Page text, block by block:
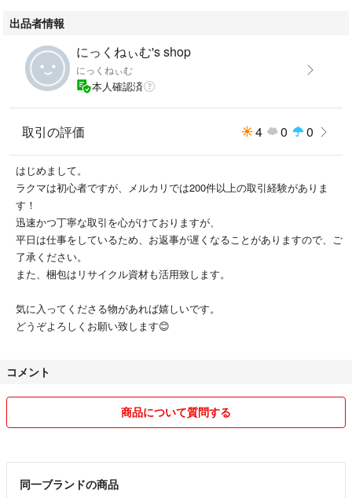
出品者情報
にっくねぃむ's shop
にっくねぃむ
本人確認済
取引の評価 4 0 0
はじめまして。
ラクマは初心者ですが、メルカリでは200件以上の取引経験がありま
す！
迅速かつ丁寧な取引を心がけておりますが、
平日は仕事をしているため、お返事が遅くなることがありますので、ご
了承ください。
また、梱包はリサイクル資材も活用致します。
気に入ってくださる物があれば嬉しいです。
どうぞよろしくお願い致します😊
コメント
商品について質問する
同一ブランドの商品